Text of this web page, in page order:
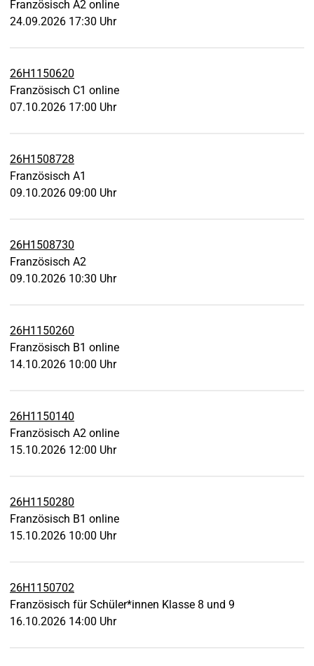
Französisch A2 online
24.09.2026 17:30 Uhr
26H1150620
Französisch C1 online
07.10.2026 17:00 Uhr
26H1508728
Französisch A1
09.10.2026 09:00 Uhr
26H1508730
Französisch A2
09.10.2026 10:30 Uhr
26H1150260
Französisch B1 online
14.10.2026 10:00 Uhr
26H1150140
Französisch A2 online
15.10.2026 12:00 Uhr
26H1150280
Französisch B1 online
15.10.2026 10:00 Uhr
26H1150702
Französisch für Schüler*innen Klasse 8 und 9
16.10.2026 14:00 Uhr